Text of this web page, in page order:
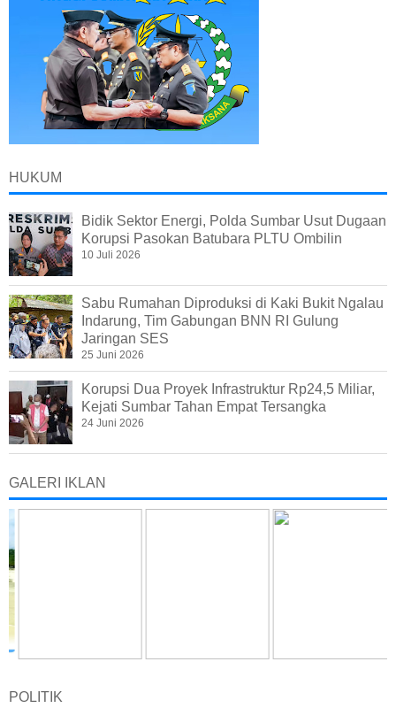
HUKUM
Bidik Sektor Energi, Polda Sumbar Usut Dugaan
Korupsi Pasokan Batubara PLTU Ombilin
10 Juli 2026
Sabu Rumahan Diproduksi di Kaki Bukit Ngalau
Indarung, Tim Gabungan BNN RI Gulung
Jaringan SES
25 Juni 2026
Korupsi Dua Proyek Infrastruktur Rp24,5 Miliar,
Kejati Sumbar Tahan Empat Tersangka
24 Juni 2026
GALERI IKLAN
POLITIK